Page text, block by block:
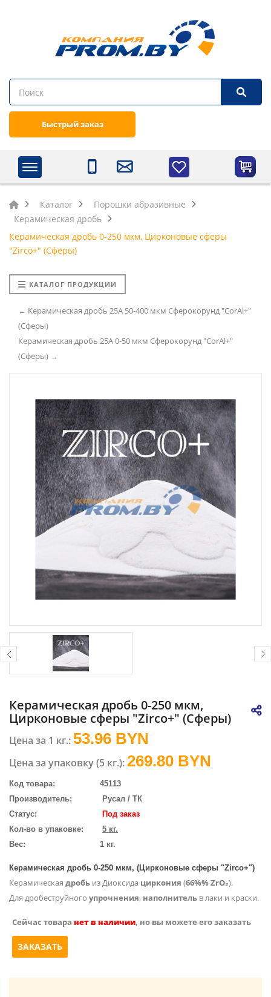
Быстрый заказ
Каталог
Порошки абразивные
Керамическая дробь
Керамическая дробь 0-250 мкм, Цирконовые сферы
"Zirco+" (Сферы)
КАТАЛОГ ПРОДУКЦИИ
← Керамическая дробь 25A 50-400 мкм Сферокорунд "CorAl+"
(Сферы)
Керамическая дробь 25A 0-50 мкм Сферокорунд "CorAl+"
(Сферы) →
Керамическая дробь 0-250 мкм,
Цирконовые сферы "Zirco+" (Сферы)
Цена за 1 кг.: 53.96 BYN
Цена за упаковку (5 кг.):269.80 BYN
Код товара:
45113
Производитель:
Русал / ТК
Статус:
Под заказ
Кол-во в упаковке:
5 кг.
Вес:
1 кг.
Керамическая дробь 0-250 мкм, (Цирконовые сферы "Zirco+")
Керамическая дробь из Диоксида циркония (66%% ZrO₂).
Для дробеструйного упрочнения, наполнитель в лаки и краски.
Сейчас товара нет в наличии, но вы можете его заказать
ЗАКАЗАТЬ